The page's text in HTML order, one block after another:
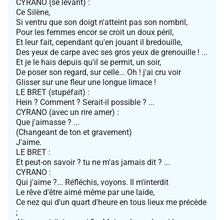
CYRANO (se levant) :
Ce Silène,
Si ventru que son doigt n'atteint pas son nombril,
Pour les femmes encor se croit un doux péril,
Et leur fait, cependant qu'en jouant il bredouille,
Des yeux de carpe avec ses gros yeux de grenouille ! ...
Et je le hais depuis qu'il se permit, un soir,
De poser son regard, sur celle... Oh ! j'ai cru voir
Glisser sur une fleur une longue limace !
LE BRET (stupéfait) :
Hein ? Comment ? Serait-il possible ? ...
CYRANO (avec un rire amer) :
Que j'aimasse ? ...
(Changeant de ton et gravement)
J'aime.
LE BRET :
Et peut-on savoir ? tu ne m'as jamais dit ? ...
CYRANO :
Qui j'aime ?... Réfléchis, voyons. Il m'interdit
Le rêve d'être aimé même par une laide,
Ce nez qui d'un quart d'heure en tous lieux me précède
;